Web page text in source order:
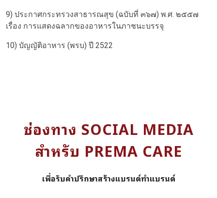
9) ประกาศกระทรวงสาธารณสุข (ฉบับที่ ๓๖๗) พ.ศ. ๒๕๕๗
เรื่อง การแสดงฉลากของอาหารในภาชนะบรรจุ
10) บัญญัติอาหาร (พรบ) ปี 2522
ช่องทาง SOCIAL MEDIA
สำหรับ PREMA CARE
เพื่อรับคำปรึกษาสร้างแบรนด์ทำแบรนด์